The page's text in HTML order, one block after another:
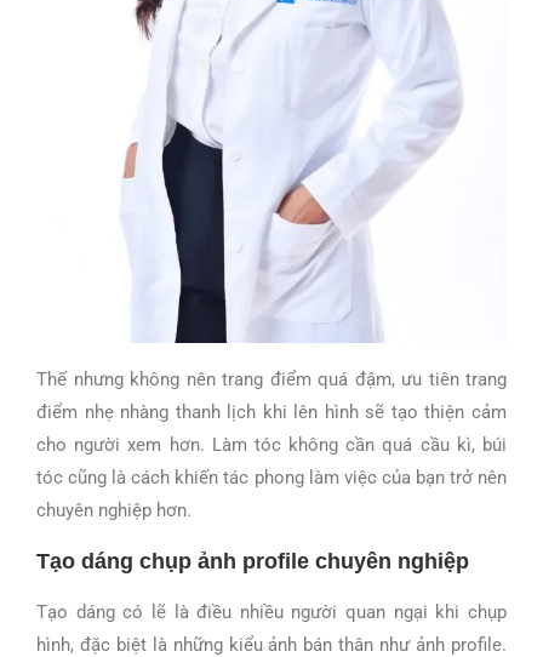
Thế nhưng không nên trang điểm quá đậm, ưu tiên trang
điểm nhẹ nhàng thanh lịch khi lên hình sẽ tạo thiện cảm
cho người xem hơn. Làm tóc không cần quá cầu kì, búi
tóc cũng là cách khiến tác phong làm việc của bạn trở nên
chuyên nghiệp hơn.
Tạo dáng chụp ảnh profile chuyên nghiệp
Tạo dáng có lẽ là điều nhiều người quan ngại khi chụp
hình, đặc biệt là những kiểu ảnh bán thân như ảnh profile.